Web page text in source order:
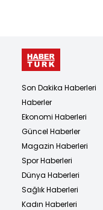
Son Dakika Haberleri
Haberler
Ekonomi Haberleri
Güncel Haberler
Magazin Haberleri
Spor Haberleri
Dünya Haberleri
Sağlık Haberleri
Kadın Haberleri